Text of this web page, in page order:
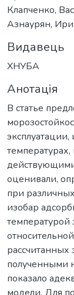
Клапченко,
Азнаурян,
Видавець
ХНУБА
Анотація
В статье
оценивали,
при
изобар
температурой
рассчитанных
полученными
показало